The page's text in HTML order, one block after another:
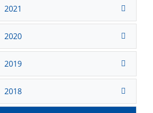
2021
2020
2019
2018